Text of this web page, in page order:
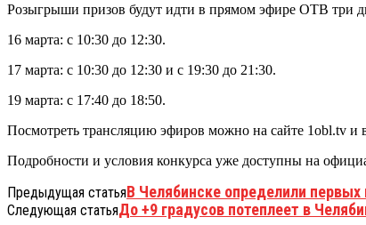
Розыгрыши призов будут идти в прямом эфире ОТВ три
16 марта: с 10:30 до 12:30.
17 марта: с 10:30 до 12:30 и с 19:30 до 21:30.
19 марта: с 17:40 до 18:50.
Посмотреть трансляцию эфиров можно на сайте 1obl.tv
Подробности и условия конкурса уже доступны на
Предыдущая статьяВ Челябинске определили
Следующая статьяДо +9 градусов потеплеет в